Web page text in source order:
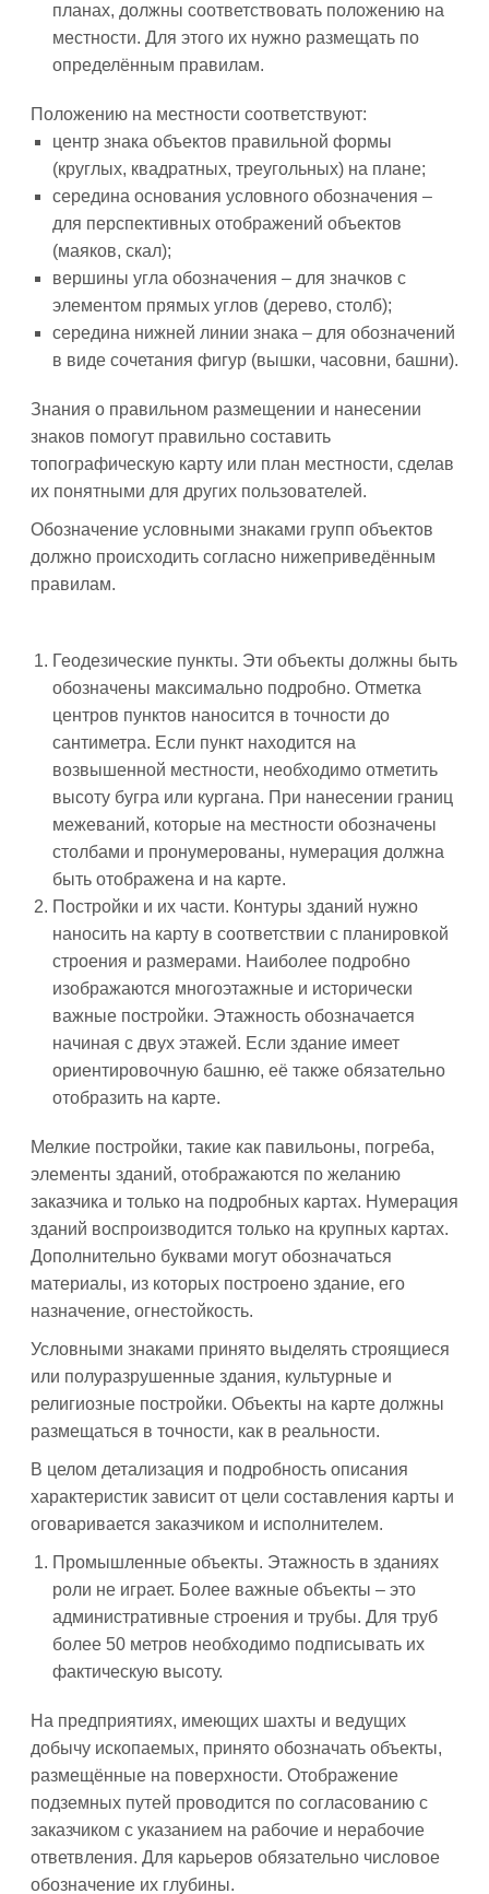
планах, должны соответствовать положению на
местности. Для этого их нужно размещать по
определённым правилам.
Положению на местности соответствуют:
центр знака объектов правильной формы
(круглых, квадратных, треугольных) на плане;
середина основания условного обозначения –
для перспективных отображений объектов
(маяков, скал);
вершины угла обозначения – для значков с
элементом прямых углов (дерево, столб);
середина нижней линии знака – для обозначений
в виде сочетания фигур (вышки, часовни, башни).
Знания о правильном размещении и нанесении
знаков помогут правильно составить
топографическую карту или план местности, сделав
их понятными для других пользователей.
Обозначение условными знаками групп объектов
должно происходить согласно нижеприведённым
правилам.
Геодезические пункты. Эти объекты должны быть
обозначены максимально подробно. Отметка
центров пунктов наносится в точности до
сантиметра. Если пункт находится на
возвышенной местности, необходимо отметить
высоту бугра или кургана. При нанесении границ
межеваний, которые на местности обозначены
столбами и пронумерованы, нумерация должна
быть отображена и на карте.
Постройки и их части. Контуры зданий нужно
наносить на карту в соответствии с планировкой
строения и размерами. Наиболее подробно
изображаются многоэтажные и исторически
важные постройки. Этажность обозначается
начиная с двух этажей. Если здание имеет
ориентировочную башню, её также обязательно
отобразить на карте.
Мелкие постройки, такие как павильоны, погреба,
элементы зданий, отображаются по желанию
заказчика и только на подробных картах. Нумерация
зданий воспроизводится только на крупных картах.
Дополнительно буквами могут обозначаться
материалы, из которых построено здание, его
назначение, огнестойкость.
Условными знаками принято выделять строящиеся
или полуразрушенные здания, культурные и
религиозные постройки. Объекты на карте должны
размещаться в точности, как в реальности.
В целом детализация и подробность описания
характеристик зависит от цели составления карты и
оговаривается заказчиком и исполнителем.
Промышленные объекты. Этажность в зданиях
роли не играет. Более важные объекты – это
административные строения и трубы. Для труб
более 50 метров необходимо подписывать их
фактическую высоту.
На предприятиях, имеющих шахты и ведущих
добычу ископаемых, принято обозначать объекты,
размещённые на поверхности. Отображение
подземных путей проводится по согласованию с
заказчиком с указанием на рабочие и нерабочие
ответвления. Для карьеров обязательно числовое
обозначение их глубины.